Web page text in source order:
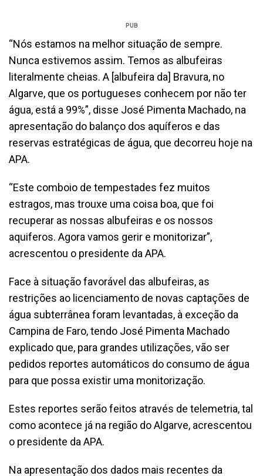
PUB
“Nós estamos na melhor situação de sempre.
Nunca estivemos assim. Temos as albufeiras
literalmente cheias. A [albufeira da] Bravura, no
Algarve, que os portugueses conhecem por não ter
água, está a 99%”, disse José Pimenta Machado, na
apresentação do balanço dos aquíferos e das
reservas estratégicas de água, que decorreu hoje na
APA.
“Este comboio de tempestades fez muitos
estragos, mas trouxe uma coisa boa, que foi
recuperar as nossas albufeiras e os nossos
aquiferos. Agora vamos gerir e monitorizar”,
acrescentou o presidente da APA.
Face à situação favorável das albufeiras, as
restrições ao licenciamento de novas captações de
água subterrânea foram levantadas, à exceção da
Campina de Faro, tendo José Pimenta Machado
explicado que, para grandes utilizações, vão ser
pedidos reportes automáticos do consumo de água
para que possa existir uma monitorização.
Estes reportes serão feitos através de telemetria, tal
como acontece já na região do Algarve, acrescentou
o presidente da APA.
Na apresentação dos dados mais recentes da